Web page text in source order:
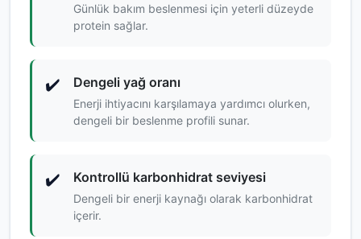
Günlük bakım beslenmesi için yeterli düzeyde
protein sağlar.
✔️ Dengeli yağ oranı
Enerji ihtiyacını karşılamaya yardımcı olurken,
dengeli bir beslenme profili sunar.
✔️ Kontrollü karbonhidrat seviyesi
Dengeli bir enerji kaynağı olarak karbonhidrat
içerir.